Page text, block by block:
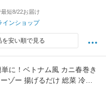
短8/22お届け
インショップ
を安い順で見る
に！ベトナム風 カニ春巻き
ゾー 揚げるだけ 総菜 冷凍